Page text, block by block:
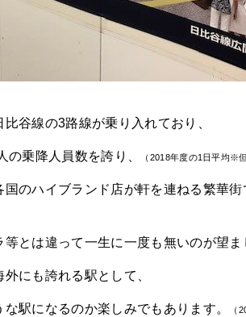
谷線の3路線が乗り入れており、
乗降人員数を誇り、 （2018年度の1日平均※
のハイブランド店が軒を連ねる繁華街
とは違って一生に一度も無いのが望ま
にも誇れる駅として、
駅になるのか楽しみでもあります。 （